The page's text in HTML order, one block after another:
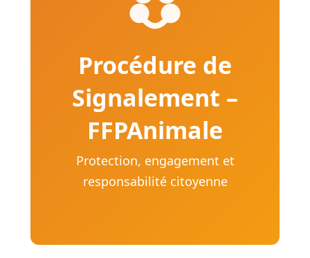
Procédure de
Signalement –
FFPAnimale
Protection, engagement et
responsabilité citoyenne